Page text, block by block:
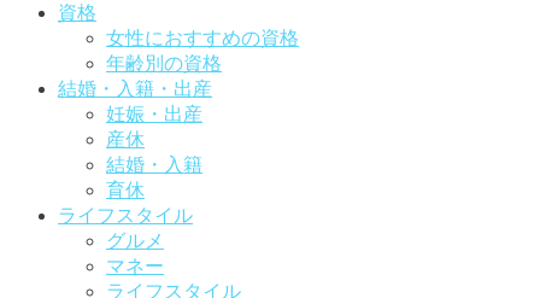
資格
女性におすすめの資格
年齢別の資格
結婚・入籍・出産
妊娠・出産
産休
結婚・入籍
育休
ライフスタイル
グルメ
マネー
ライフスタイル